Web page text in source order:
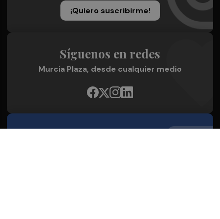
¡Quiero suscribirme!
Síguenos en redes
Murcia Plaza, desde cualquier medio